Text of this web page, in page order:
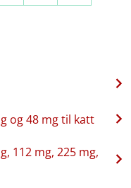
og 48 mg til katt
112 mg, 225 mg,